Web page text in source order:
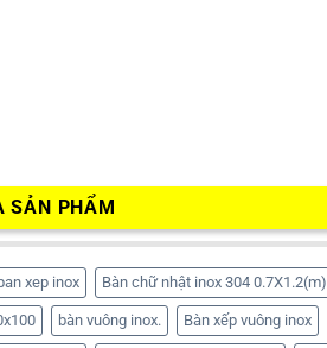
SẢN PHẨM
ban xep inox Bàn chữ nhật inox 304 0.7X1.2(m)
bàn vuông inox. Bàn xếp vuông inox